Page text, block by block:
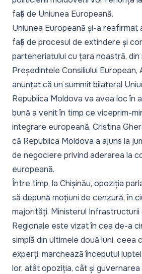
față de Uniunea Europeană.
Uniunea Europeană și-a reafirmat
față de procesul de extindere și
parteneriatului cu țara noastră,
Președintele Consiliului European,
anunțat că un summit bilateral
Republica Moldova va avea loc în
bună a venit în timp ce viceprim-
integrare europeană, Cristina
că Republica Moldova a ajuns la
de negociere privind aderarea la
europeană.
Între timp, la Chișinău, opoziția
să depună moțiuni de cenzură, în
majorități. Ministerul Infrastructurii
Regionale este vizat în cea de-a
simplă din ultimele două luni, ceea
experți, marchează începutul
lor, atât opoziția, cât și